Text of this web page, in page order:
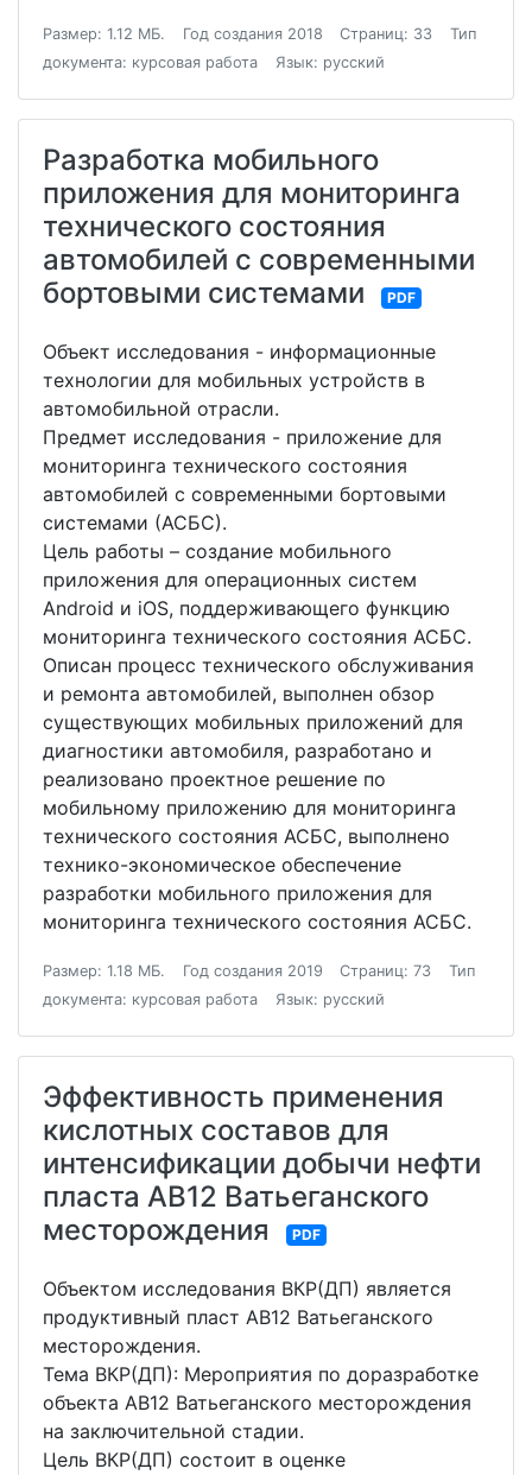
Размер: 1.12 МБ. Год создания 2018 Страниц: 33
Тип
документа: курсовая работа
Язык: русский
Разработка мобильного
приложения для мониторинга
технического состояния
автомобилей c современными
бортовыми системами
PDF
Объект исследования - информационные
технологии для мобильных устройств в
автомобильной отрасли.
Предмет исследования - приложение для
мониторинга технического состояния
автомобилей с современными бортовыми
системами (АСБС).
Цель работы – создание мобильного
приложения для операционных систем
Android и iOS, поддерживающего функцию
мониторинга технического состояния АСБС.
Описан процесс технического обслуживания
и ремонта автомобилей, выполнен обзор
существующих мобильных приложений для
диагностики автомобиля, разработано и
реализовано проектное решение по
мобильному приложению для мониторинга
технического состояния АСБС, выполнено
технико-экономическое обеспечение
разработки мобильного приложения для
мониторинга технического состояния АСБС.
Размер: 1.18 МБ. Год создания 2019 Страниц: 73
Тип
документа: курсовая работа
Язык: русский
Эффективность применения
кислотных составов для
интенсификации добычи нефти
пласта АВ12 Ватьеганского
месторождения
PDF
Объектом исследования ВКР(ДП) является
продуктивный пласт АВ12 Ватьеганского
месторождения.
Тема ВКР(ДП): Мероприятия по доразработке
объекта АВ12 Ватьеганского месторождения
на заключительной стадии.
Цель ВКР(ДП) состоит в оценке